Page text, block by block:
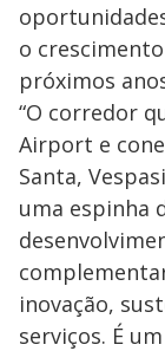
o
próximos
“O corredor
Airport e
Santa,
uma espinha
inovação,
serviços. É